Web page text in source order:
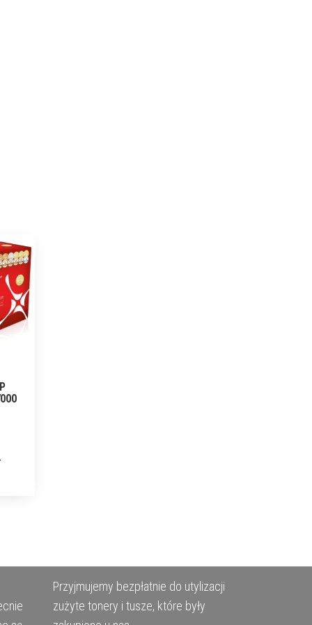
Przyjmujemy bezpłatnie do utylizacji
zużyte tonery i tusze, które były